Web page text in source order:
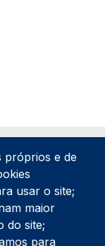
próprios e de
usar o site;
maior
do site;
para